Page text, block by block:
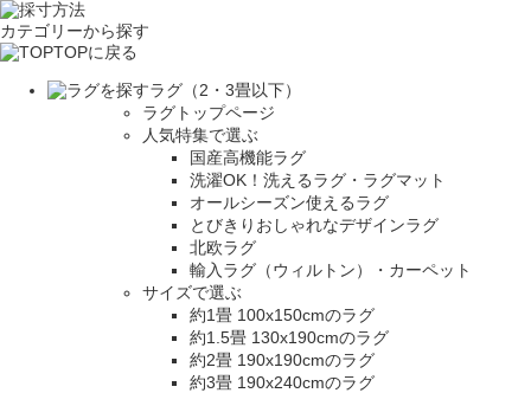
カテゴリーから探す
TOPに戻る
ラグ（2・3畳以下）
ラグトップページ
人気特集で選ぶ
国産高機能ラグ
洗濯OK！洗えるラグ・ラグマット
オールシーズン使えるラグ
とびきりおしゃれなデザインラグ
北欧ラグ
輸入ラグ（ウィルトン）・カーペット
サイズで選ぶ
約1畳 100x150cmのラグ
約1.5畳 130x190cmのラグ
約2畳 190x190cmのラグ
約3畳 190x240cmのラグ